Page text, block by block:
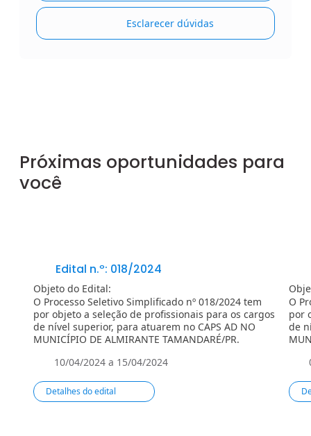
Esclarecer dúvidas
Próximas oportunidades para
você
Edital n.º: 018/2024
Objeto do Edital:
O Processo Seletivo Simplificado nº 018/2024 tem
por objeto a seleção de profissionais para os cargos
de nível superior, para atuarem no CAPS AD NO
MUNICÍPIO DE ALMIRANTE TAMANDARÉ/PR.
10/04/2024 a 15/04/2024
Detalhes do edital
O
por
de